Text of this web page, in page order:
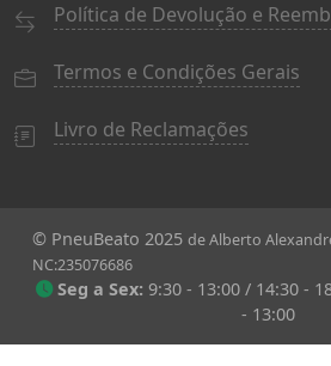
Política de Devolução e
Termos e Condições Gerais
Livro de Reclamações
© PneuBeato 2025 de Alberto
NC:235076686
Seg a Sex: 9:30 - 13:00 / 14:30 -
- 13:00